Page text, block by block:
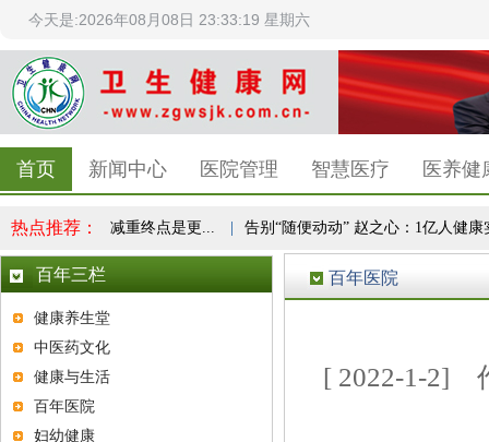
今天是:2026年08月08日 23:33:20 星期六
首页 新闻中心 医院管理 智慧医疗 医养健
热点推荐：
康共识，减重终点是更... | 告别“随便动动” 赵之心：1亿人健康实验
百年医院
[ 2022-1-2]
百年三栏
健康养生堂
中医药文化
健康与生活
百年医院
妇幼健康